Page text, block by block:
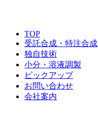
TOP
受託合成・特注合成
独自技術
小分・溶液調製
ピックアップ
お問い合わせ
会社案内